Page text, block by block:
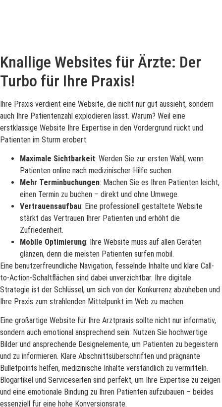
Knallige Websites für Ärzte: Der
Turbo für Ihre Praxis!
Ihre Praxis verdient eine Website, die nicht nur gut aussieht, sondern
auch Ihre Patientenzahl explodieren lässt. Warum? Weil eine
erstklassige Website Ihre Expertise in den Vordergrund rückt und
Patienten im Sturm erobert.
Maximale Sichtbarkeit: Werden Sie zur ersten Wahl, wenn
Patienten online nach medizinischer Hilfe suchen.
Mehr Terminbuchungen: Machen Sie es Ihren Patienten leicht,
einen Termin zu buchen – direkt und ohne Umwege.
Vertrauensaufbau: Eine professionell gestaltete Website
stärkt das Vertrauen Ihrer Patienten und erhöht die
Zufriedenheit.
Mobile Optimierung: Ihre Website muss auf allen Geräten
glänzen, denn die meisten Patienten surfen mobil.
Eine benutzerfreundliche Navigation, fesselnde Inhalte und klare Call-
to-Action-Schaltflächen sind dabei unverzichtbar. Ihre digitale
Strategie ist der Schlüssel, um sich von der Konkurrenz abzuheben und
Ihre Praxis zum strahlenden Mittelpunkt im Web zu machen.
Eine großartige Website für Ihre Arztpraxis sollte nicht nur informativ,
sondern auch emotional ansprechend sein. Nutzen Sie hochwertige
Bilder und ansprechende Designelemente, um Patienten zu begeistern
und zu informieren. Klare Abschnittsüberschriften und prägnante
Bulletpoints helfen, medizinische Inhalte verständlich zu vermitteln.
Blogartikel und Serviceseiten sind perfekt, um Ihre Expertise zu zeigen
und eine emotionale Bindung zu Ihren Patienten aufzubauen – beides
essenziell für eine hohe Konversionsrate.